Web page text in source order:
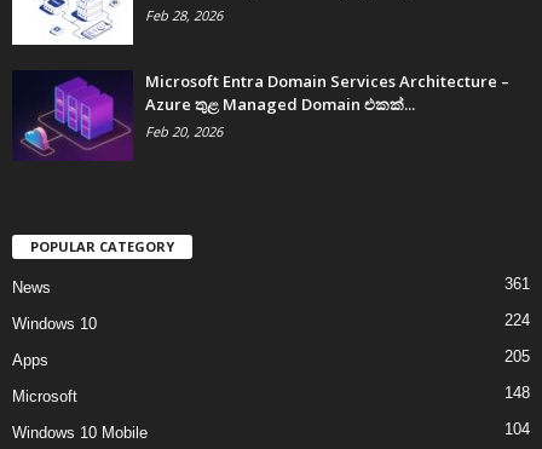
Feb 28, 2026
Microsoft Entra Domain Services Architecture –
Azure තුළ Managed Domain එකක්...
Feb 20, 2026
POPULAR CATEGORY
News 361
Windows 10 224
Apps 205
Microsoft 148
Windows 10 Mobile 104